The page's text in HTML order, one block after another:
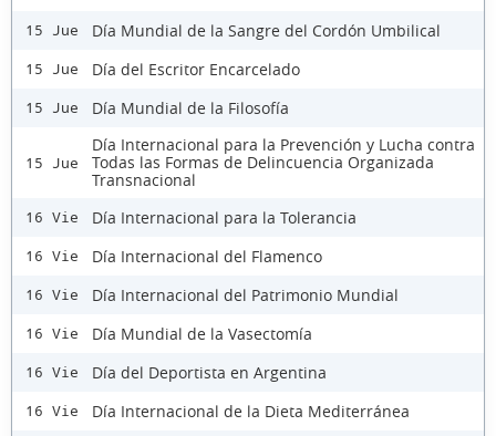
15 Jue Día Mundial de la Sangre del Cordón Umbilical
15 Jue Día del Escritor Encarcelado
15 Jue Día Mundial de la Filosofía
15 Jue
Día Internacional para la Prevención y Lucha contra
Todas las Formas de Delincuencia Organizada
Transnacional
16 Vie Día Internacional para la Tolerancia
16 Vie Día Internacional del Flamenco
16 Vie Día Internacional del Patrimonio Mundial
16 Vie Día Mundial de la Vasectomía
16 Vie Día del Deportista en Argentina
16 Vie Día Internacional de la Dieta Mediterránea